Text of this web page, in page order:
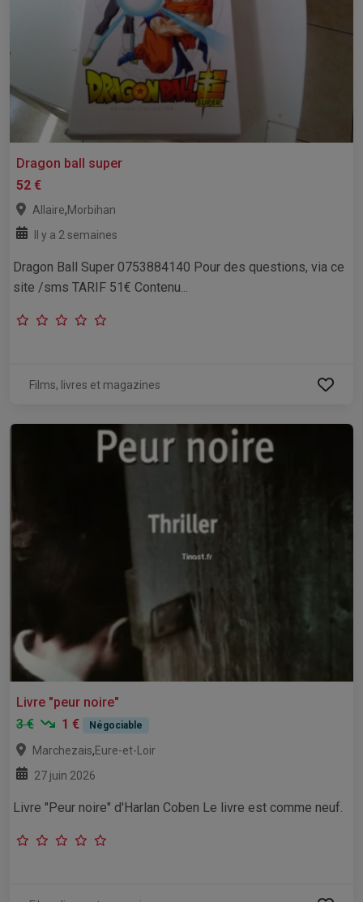
Dragon ball super
52 €
Allaire,Morbihan
Il y a 2 semaines
Dragon Ball Super 0753884140 Pour des questions, via ce
site /sms TARIF 51€ Contenu...
Films, livres et magazines
Livre "peur noire"
3 €
1 € Négociable
Marchezais,Eure-et-Loir
27 juin 2026
Livre "Peur noire" d'Harlan Coben Le livre est comme neuf.